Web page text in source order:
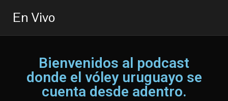
En Vivo
Bienvenidos al podcast
donde el vóley uruguayo se
cuenta desde adentro.